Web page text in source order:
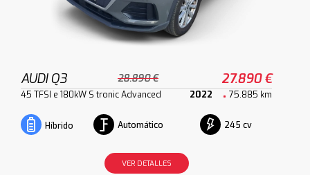
AUDI Q3 28.890 € 27.890 €
45 TFSI e 180kW S tronic Advanced 2022 75.885 km
Híbrido Automático 245 cv
VER DETALLES